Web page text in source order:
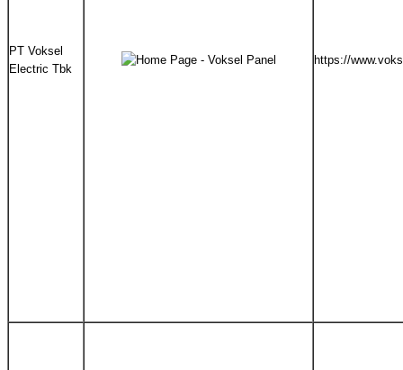
PT Voksel
Electric Tbk
https://